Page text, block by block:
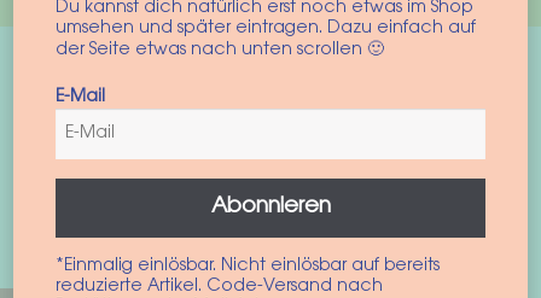
Bekannt aus
Du kannst dich natürlich erst noch etwas im Shop
umsehen und später eintragen. Dazu einfach auf
der Seite etwas nach unten scrollen 🙂
E-Mail
Abonnieren
*Einmalig einlösbar. Nicht einlösbar auf bereits
reduzierte Artikel. Code-Versand nach